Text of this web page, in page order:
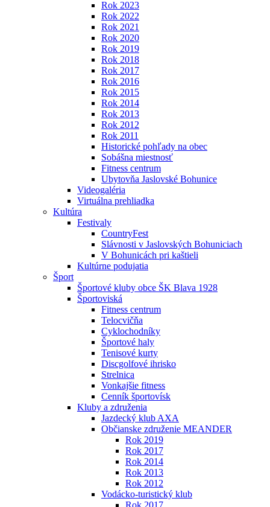
Rok 2023
Rok 2022
Rok 2021
Rok 2020
Rok 2019
Rok 2018
Rok 2017
Rok 2016
Rok 2015
Rok 2014
Rok 2013
Rok 2012
Rok 2011
Historické pohľady na obec
Sobášna miestnosť
Fitness centrum
Ubytovňa Jaslovské Bohunice
Videogaléria
Virtuálna prehliadka
Kultúra
Festivaly
CountryFest
Slávnosti v Jaslovských Bohuniciach
V Bohunicách pri kaštieli
Kultúrne podujatia
Šport
Športové kluby obce ŠK Blava 1928
Športoviská
Fitness centrum
Telocvičňa
Cyklochodníky
Športové haly
Tenisové kurty
Discgolfové ihrisko
Strelnica
Vonkajšie fitness
Cenník športovísk
Kluby a združenia
Jazdecký klub AXA
Občianske združenie MEANDER
Rok 2019
Rok 2017
Rok 2014
Rok 2013
Rok 2012
Vodácko-turistický klub
Rok 2017